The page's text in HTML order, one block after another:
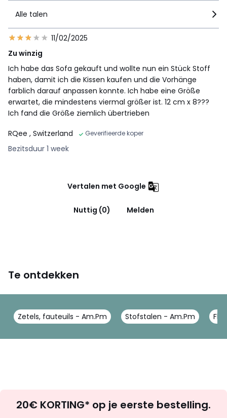
Alle talen
11/02/2025
Zu winzig
Ich habe das Sofa gekauft und wollte nun ein Stück Stoff
haben, damit ich die Kissen kaufen und die Vorhänge
farblich darauf anpassen konnte. Ich habe eine Größe
erwartet, die mindestens viermal größer ist. 12 cm x 8???
Ich fand die Größe ziemlich übertrieben
RQee , Switzerland Geverifieerde koper
Bezitsduur 1 week
Vertalen met Google
Nuttig (0) Melden
Te ontdekken
Zetels, fauteuils - Am.Pm Stofstalen - Am.Pm
zoek
20€ KORTING* op je eerste bestelling.